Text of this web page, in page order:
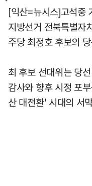
[익산=뉴시스]고석중
지방선거 전북특별자
주당 최정호 후보의
최 후보 선대위는 당
감사와 향후 시정 포
산 대전환' 시대의 서